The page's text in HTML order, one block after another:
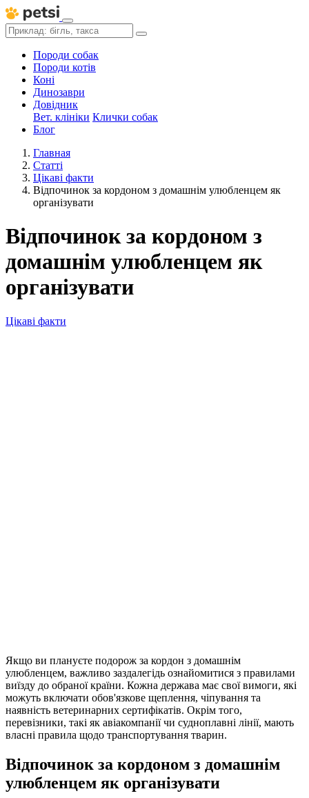
Породи собак
Породи котів
Коні
Динозаври
Довідник
Вет. клініки Клички собак
Блог
Главная
Статті
Цікаві факти
Відпочинок за кордоном з домашнім улюбленцем як
організувати
Відпочинок за кордоном з
домашнім улюбленцем як
організувати
Цікаві факти
Якщо ви плануєте подорож за кордон з домашнім
улюбленцем, важливо заздалегідь ознайомитися з правилами
виїзду до обраної країни. Кожна держава має свої вимоги, які
можуть включати обов'язкове щеплення, чіпування та
наявність ветеринарних сертифікатів. Окрім того,
перевізники, такі як авіакомпанії чи судноплавні лінії, мають
власні правила щодо транспортування тварин.
Відпочинок за кордоном з домашнім
улюбленцем як організувати